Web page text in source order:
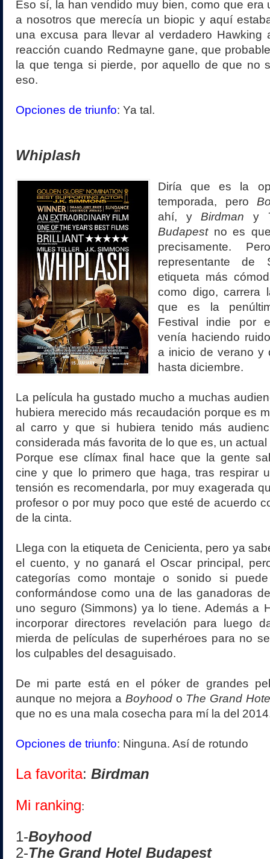
Eso sí, la han vendido muy bien, como que era
a nosotros que merecía un biopic y aquí
una excusa para llevar al verdadero
reacción cuando Redmayne gane, que
la que tenga si pierde, por aquello de que no
eso.
Opciones de triunfo: Ya tal.
Whiplash
Diría que es la
temporada, pero
ahí, y Birdman y
Budapestno es
precisamente.
representante de
etiqueta más
como digo, carrera
que es la
Festival indie por
venía haciendo
a inicio de verano y
hasta diciembre.
La película ha gustado mucho a muchas
hubiera merecido más recaudación porque es
al carro y que si hubiera tenido más
considerada más favorita de lo que es, un
Porque ese clímax final hace que la gente
cine y que lo primero que haga, tras respirar
tensión es recomendarla, por muy exagerada
profesor o por muy poco que esté de acuerdo
de la cinta.
Llega con la etiqueta de Cenicienta, pero ya
el cuento, y no ganará el Oscar principal,
categorías como montaje o sonido si
conformándose como una de las ganadoras
uno seguro (Simmons) ya lo tiene. Además a
incorporar directores revelación para luego
mierda de películas de superhéroes para no
los culpables del desaguisado.
De mi parte está en el póker de grandes
aunque no mejora a Boyhoodo The Grand
que no es una mala cosecha para mí la del
Opciones de triunfo: Ninguna. Así de rotundo
La favorita: Birdman
Mi ranking:
1-Boyhood
2-The Grand Hotel Budapest